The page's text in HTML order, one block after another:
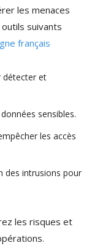
les menaces
suivants
français
détecter et
sensibles.
les accès
des intrusions pour
les risques et